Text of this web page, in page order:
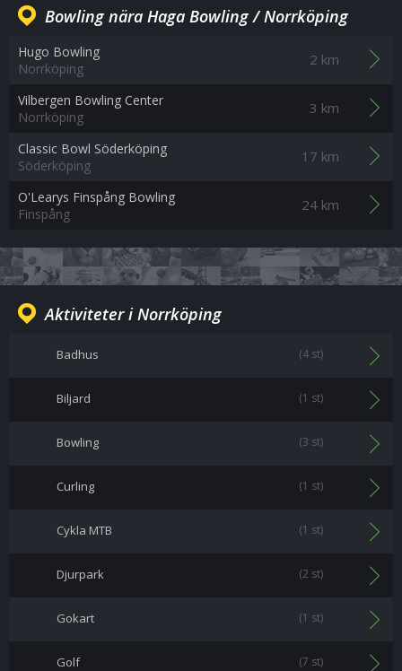
Bowling nära Haga Bowling / Norrköping
Hugo Bowling
Norrköping
2 km
Vilbergen Bowling Center
Norrköping
3 km
Classic Bowl Söderköping
Söderköping
17 km
O'Learys Finspång Bowling
Finspång
24 km
Aktiviteter i Norrköping
Badhus (4 st)
Biljard (1 st)
Bowling (3 st)
Curling (1 st)
Cykla MTB (1 st)
Djurpark (2 st)
Gokart (1 st)
Golf (7 st)